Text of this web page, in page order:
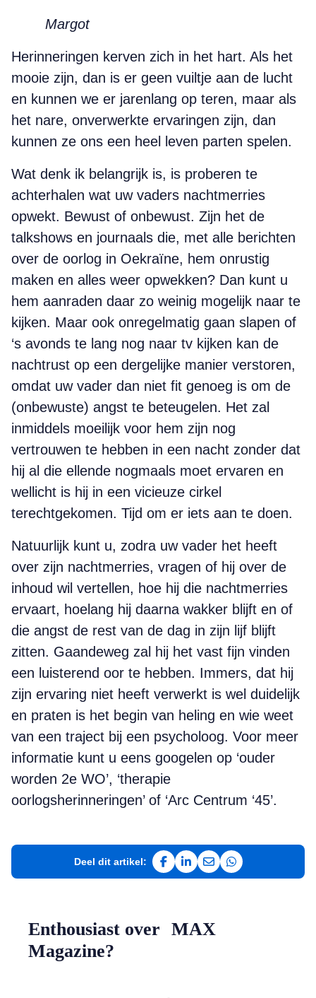
Margot
Herinneringen kerven zich in het hart. Als het
mooie zijn, dan is er geen vuiltje aan de lucht
en kunnen we er jarenlang op teren, maar als
het nare, onverwerkte ervaringen zijn, dan
kunnen ze ons een heel leven parten spelen.
Wat denk ik belangrijk is, is proberen te
achterhalen wat uw vaders nachtmerries
opwekt. Bewust of onbewust. Zijn het de
talkshows en journaals die, met alle berichten
over de oorlog in Oekraïne, hem onrustig
maken en alles weer opwekken? Dan kunt u
hem aanraden daar zo weinig mogelijk naar te
kijken. Maar ook onregelmatig gaan slapen of
‘s avonds te lang nog naar tv kijken kan de
nachtrust op een dergelijke manier verstoren,
omdat uw vader dan niet fit genoeg is om de
(onbewuste) angst te beteugelen. Het zal
inmiddels moeilijk voor hem zijn nog
vertrouwen te hebben in een nacht zonder dat
hij al die ellende nogmaals moet ervaren en
wellicht is hij in een vicieuze cirkel
terechtgekomen. Tijd om er iets aan te doen.
Natuurlijk kunt u, zodra uw vader het heeft
over zijn nachtmerries, vragen of hij over de
inhoud wil vertellen, hoe hij die nachtmerries
ervaart, hoelang hij daarna wakker blijft en of
die angst de rest van de dag in zijn lijf blijft
zitten. Gaandeweg zal hij het vast fijn vinden
een luisterend oor te hebben. Immers, dat hij
zijn ervaring niet heeft verwerkt is wel duidelijk
en praten is het begin van heling en wie weet
van een traject bij een psycholoog. Voor meer
informatie kunt u eens googelen op ‘ouder
worden 2e WO’, ‘therapie
oorlogsherinneringen’ of ‘Arc Centrum ‘45’.
Deel dit artikel:
Deel op Facebook
Deel op LinkedIn
Deel via e-mail
Deel via
Enthousiast over MAX
Magazine?